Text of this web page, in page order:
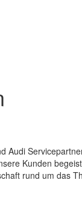
Audi
Kunden
rund um das